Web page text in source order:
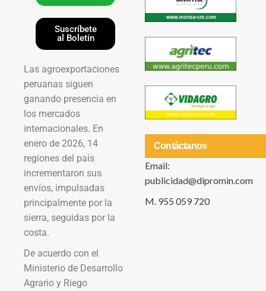
Suscríbete
al Boletín
Las agroexportaciones
peruanas siguen
ganando presencia en
los mercados
internacionales. En
enero de 2026, 14
regiones del país
incrementaron sus
envíos, impulsadas
principalmente por la
sierra, seguidas por la
costa.
De acuerdo con el
Ministerio de Desarrollo
Agrario y Riego
Contáctanos
Email:
publicidad@dipromin.com
M. 955 059 720